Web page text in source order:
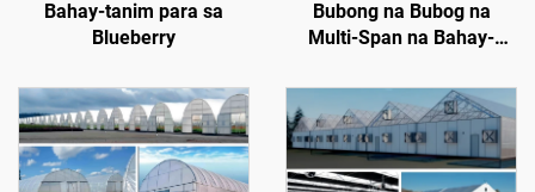
Bahay-tanim para sa
Blueberry
Bubong na Bubog na
Multi-Span na Bahay-